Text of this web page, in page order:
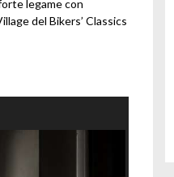
legame con
del Bikers’ Classics